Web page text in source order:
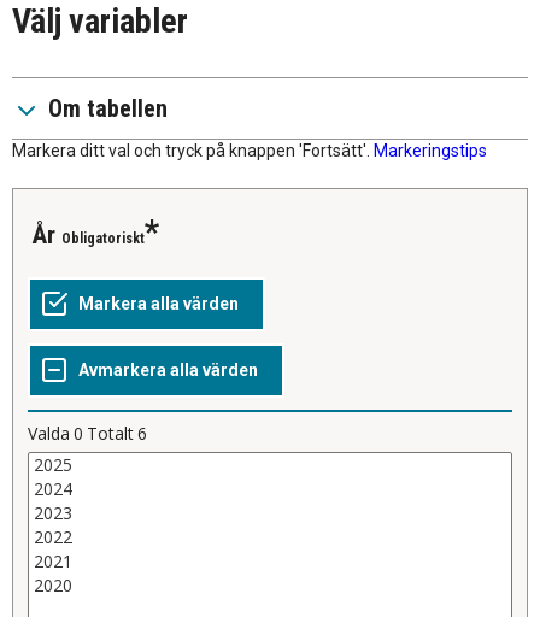
Välj variabler
Om tabellen
Markera ditt val och tryck på knappen 'Fortsätt'. Markeringstips
år Obligatoriskt
Valda 0 Totalt6